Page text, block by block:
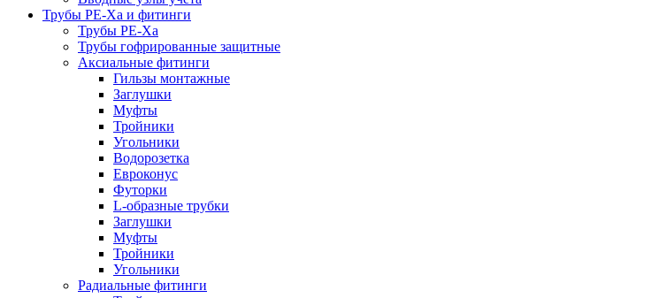
Трубы РЕ-Ха и фитинги
Трубы РЕ-Ха
Трубы гофрированные защитные
Аксиальные фитинги
Гильзы монтажные
Заглушки
Муфты
Тройники
Угольники
Водорозетка
Евроконус
Футорки
L-образные трубки
Заглушки
Муфты
Тройники
Угольники
Радиальные фитинги